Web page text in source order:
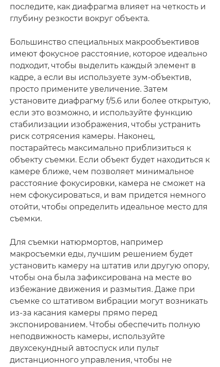
последите, как диафрагма влияет на четкость и
глубину резкости вокруг объекта.
Большинство специальных макрообъективов
имеют фокусное расстояние, которое идеально
подходит, чтобы выделить каждый элемент в
кадре, а если вы используете зум-объектив,
просто примените увеличение. Затем
установите диафрагму f/5.6 или более открытую,
если это возможно, и используйте функцию
стабилизации изображения, чтобы устранить
риск сотрясения камеры. Наконец,
постарайтесь максимально приблизиться к
объекту съемки. Если объект будет находиться к
камере ближе, чем позволяет минимальное
расстояние фокусировки, камера не сможет на
нем сфокусироваться, и вам придется немного
отойти, чтобы определить идеальное место для
съемки.
Для съемки натюрмортов, например
макросъемки еды, лучшим решением будет
установить камеру на штатив или другую опору,
чтобы она была зафиксирована на месте во
избежание движения и размытия. Даже при
съемке со штативом вибрации могут возникать
из-за касания камеры прямо перед
экспонированием. Чтобы обеспечить полную
неподвижность камеры, используйте
двухсекундный автоспуск или пульт
дистанционного управления, чтобы не